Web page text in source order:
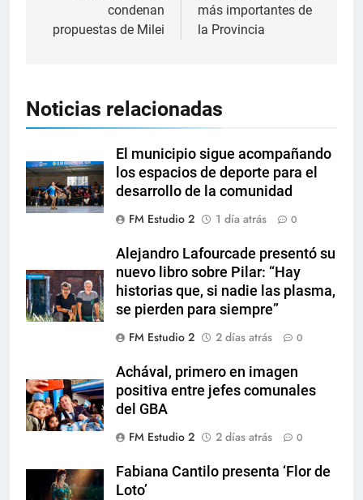
condenan
propuestas de Milei
más importantes de
la Provincia
Noticias relacionadas
El municipio sigue acompañando
los espacios de deporte para el
desarrollo de la comunidad
FM Estudio 2
1 día atrás 0
Alejandro Lafourcade presentó su
nuevo libro sobre Pilar: “Hay
historias que, si nadie las plasma,
se pierden para siempre”
FM Estudio 2
2 días atrás 0
Achával, primero en imagen
positiva entre jefes comunales
del GBA
FM Estudio 2
2 días atrás 0
Fabiana Cantilo presenta ‘Flor de
Loto’